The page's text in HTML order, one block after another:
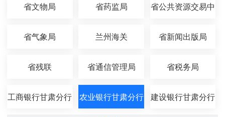
省文物局 省药监局 省公共资源交易中
省气象局 兰州海关 省新闻出版局
省残联 省通信管理局 省税务局
工商银行甘肃分行 农业银行甘肃分行 建设银行甘肃分行